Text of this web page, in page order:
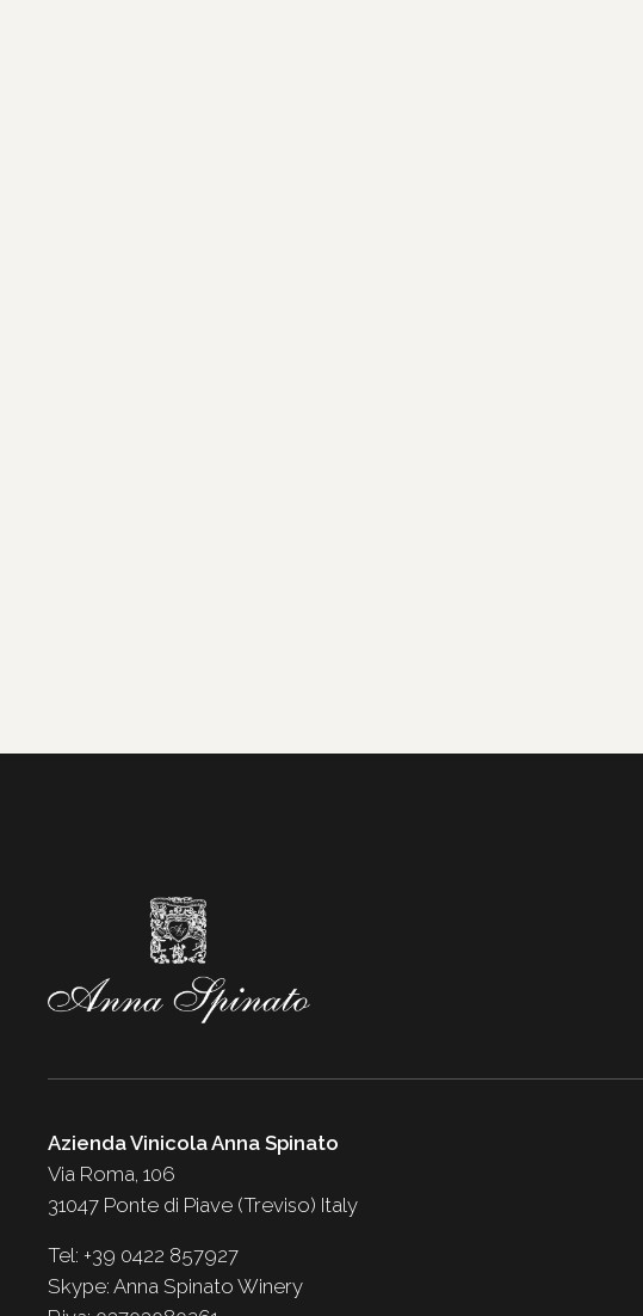
Azienda Vinicola Anna Spinato
Via Roma, 106
31047 Ponte di Piave (Treviso) Italy
Tel: +39 0422 857927
Skype: Anna Spinato Winery